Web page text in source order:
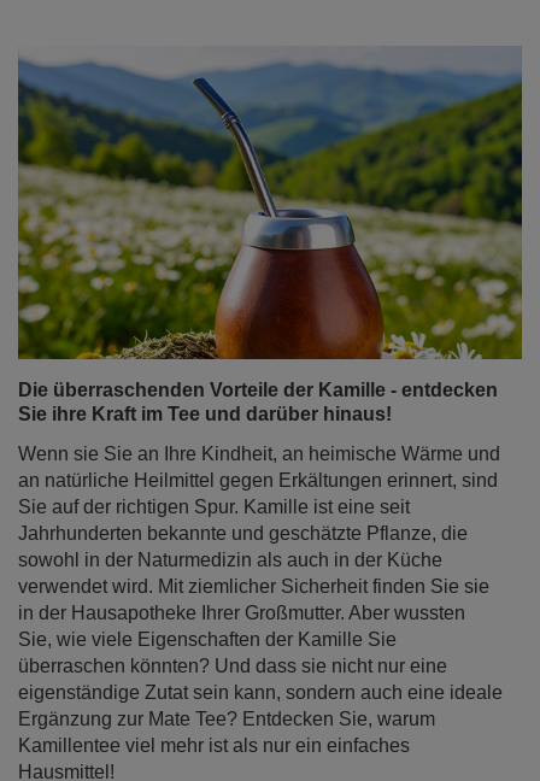
Die überraschenden Vorteile der Kamille - entdecken
Sie ihre Kraft im Tee und darüber hinaus!
Wenn sie Sie an Ihre Kindheit, an heimische Wärme und
an natürliche Heilmittel gegen Erkältungen erinnert, sind
Sie auf der richtigen Spur. Kamille ist eine seit
Jahrhunderten bekannte und geschätzte Pflanze, die
sowohl in der Naturmedizin als auch in der Küche
verwendet wird. Mit ziemlicher Sicherheit finden Sie sie
in der Hausapotheke Ihrer Großmutter. Aber wussten
Sie, wie viele Eigenschaften der Kamille Sie
überraschen könnten? Und dass sie nicht nur eine
eigenständige Zutat sein kann, sondern auch eine ideale
Ergänzung zur Mate Tee? Entdecken Sie, warum
Kamillentee viel mehr ist als nur ein einfaches
Hausmittel!
Weiterlesen